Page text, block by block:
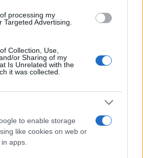
processing my
Targeted Advertising.
Collection, Use,
or Sharing of my
Is Unrelated with the
it was collected.
to enable storage
like cookies on web or
apps.